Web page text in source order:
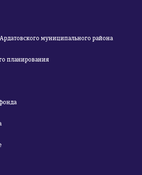
муниципального района
планирования